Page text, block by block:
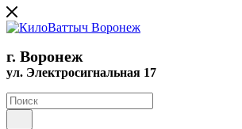
г. Воронеж
ул. Электросигнальная 17